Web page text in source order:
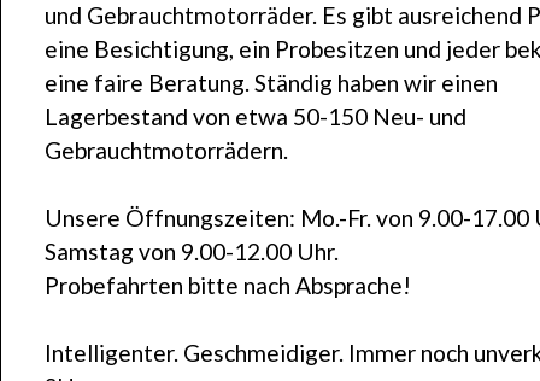
und Gebrauchtmotorräder. Es gibt ausreichend
eine Besichtigung, ein Probesitzen und jeder
eine faire Beratung. Ständig haben wir einen
Lagerbestand von etwa 50-150 Neu- und
Gebrauchtmotorrädern.
Unsere Öffnungszeiten: Mo.-Fr. von 9.00-17.00
Samstag von 9.00-12.00 Uhr.
Probefahrten bitte nach Absprache!
Intelligenter. Geschmeidiger. Immer noch